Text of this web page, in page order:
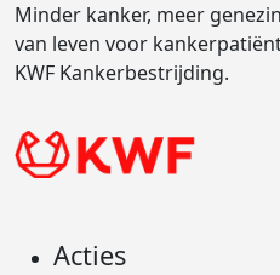
Minder kanker, meer
van leven voor
KWF Kankerbestrijding.
Acties